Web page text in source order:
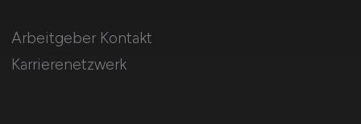
Arbeitgeber Kontakt
Karrierenetzwerk